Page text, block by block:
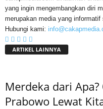
yang ingin mengembangkan diri
merupakan media yang informatif
Hubungi kami:
ARTIKEL LAINNYA
Merdeka dari
Prabowo Lewat